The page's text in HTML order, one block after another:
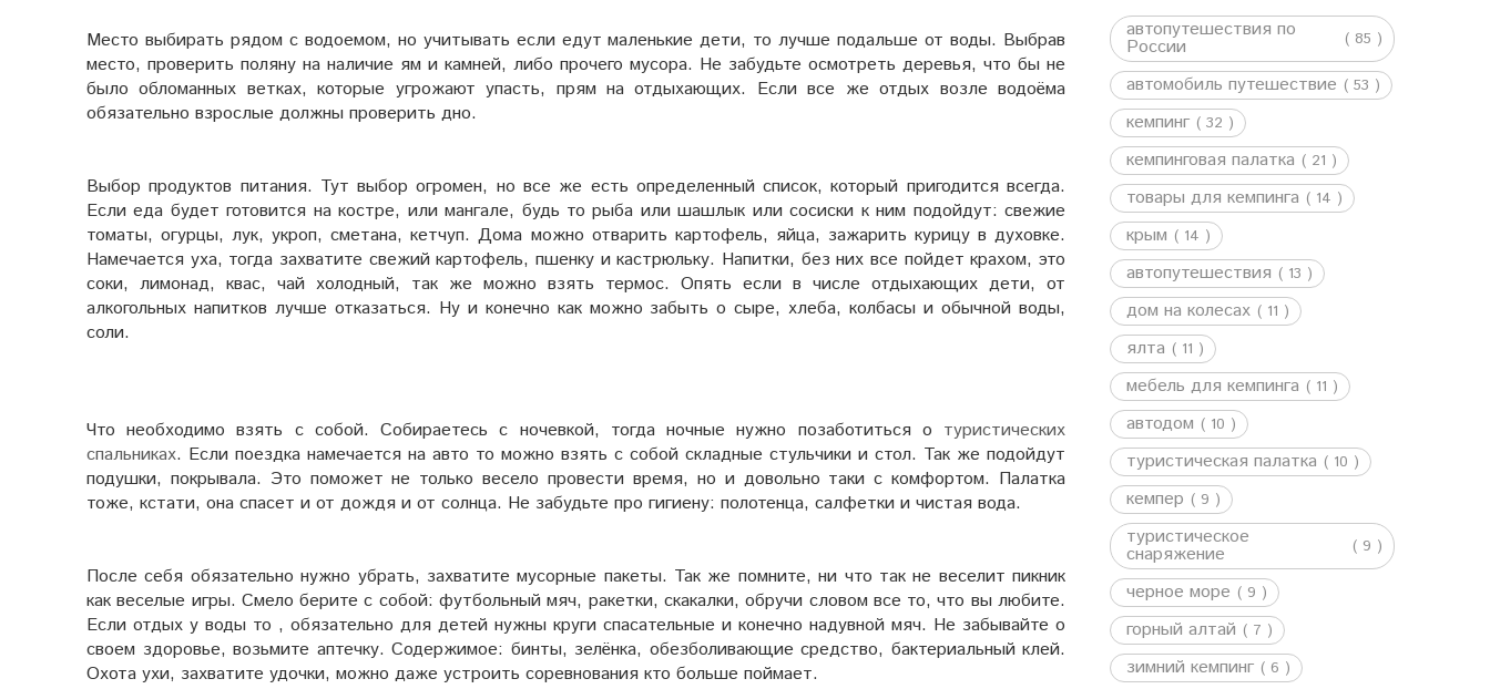
Место выбирать рядом с водоемом, но учитывать если едут маленькие дети, то лучше подальше от воды. Выбрав
место, проверить поляну на наличие ям и камней, либо прочего мусора. Не забудьте осмотреть деревья, что бы не
было обломанных ветках, которые угрожают упасть, прям на отдыхающих. Если все же отдых возле водоёма
обязательно взрослые должны проверить дно.
Выбор продуктов питания. Тут выбор огромен, но все же есть определенный список, который пригодится всегда.
Если еда будет готовится на костре, или мангале, будь то рыба или шашлык или сосиски к ним подойдут: свежие
томаты, огурцы, лук, укроп, сметана, кетчуп. Дома можно отварить картофель, яйца, зажарить курицу в духовке.
Намечается уха, тогда захватите свежий картофель, пшенку и кастрюльку. Напитки, без них все пойдет крахом, это
соки, лимонад, квас, чай холодный, так же можно взять термос. Опять если в числе отдыхающих дети, от
алкогольных напитков лучше отказаться. Ну и конечно как можно забыть о сыре, хлеба, колбасы и обычной воды,
соли.
Что необходимо взять с собой. Собираетесь с ночевкой, тогда ночные нужно позаботиться о туристических
спальниках. Если поездка намечается на авто то можно взять с собой складные стульчики и стол. Так же подойдут
подушки, покрывала. Это поможет не только весело провести время, но и довольно таки с комфортом. Палатка
тоже, кстати, она спасет и от дождя и от солнца. Не забудьте про гигиену: полотенца, салфетки и чистая вода.
После себя обязательно нужно убрать, захватите мусорные пакеты. Так же помните, ни что так не веселит пикник
как веселые игры. Смело берите с собой: футбольный мяч, ракетки, скакалки, обручи словом все то, что вы любите.
Если отдых у воды то , обязательно для детей нужны круги спасательные и конечно надувной мяч. Не забывайте о
своем здоровье, возьмите аптечку. Содержимое: бинты, зелёнка, обезболивающие средство, бактериальный клей.
Охота ухи, захватите удочки, можно даже устроить соревнования кто больше поймает.
автопутешествия по
России ( 85 )
автомобиль путешествие ( 53 )
кемпинг ( 32 )
кемпинговая палатка ( 21 )
товары для кемпинга ( 14 )
крым ( 14 )
автопутешествия ( 13 )
дом на колесах ( 11 )
ялта ( 11 )
мебель для кемпинга ( 11 )
автодом ( 10 )
туристическая палатка ( 10 )
кемпер ( 9 )
туристическое
снаряжение ( 9 )
черное море ( 9 )
горный алтай ( 7 )
зимний кемпинг ( 6 )